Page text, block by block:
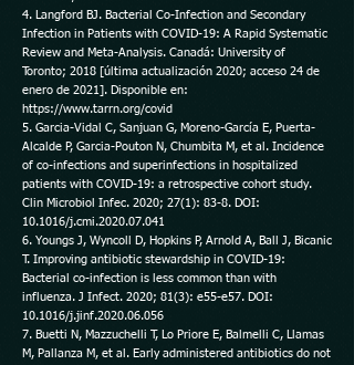
4. Langford BJ. Bacterial Co-Infection and Secondary
Infection in Patients with COVID-19: A Rapid Systematic
Review and Meta-Analysis. Canadá: University of
Toronto; 2018 [última actualización 2020; acceso 24 de
enero de 2021]. Disponible en:
https://www.tarrn.org/covid
5. Garcia-Vidal C, Sanjuan G, Moreno-García E, Puerta-
Alcalde P, Garcia-Pouton N, Chumbita M, et al. Incidence
of co-infections and superinfections in hospitalized
patients with COVID-19: a retrospective cohort study.
Clin Microbiol Infec. 2020; 27(1): 83-8. DOI:
10.1016/j.cmi.2020.07.041
6. Youngs J, Wyncoll D, Hopkins P, Arnold A, Ball J, Bicanic
T. Improving antibiotic stewardship in COVID-19:
Bacterial co-infection is less common than with
influenza. J Infect. 2020; 81(3): e55-e57. DOI:
10.1016/j.jinf.2020.06.056
7. Buetti N, Mazzuchelli T, Lo Priore E, Balmelli C, Llamas
M, Pallanza M, et al. Early administered antibiotics do not